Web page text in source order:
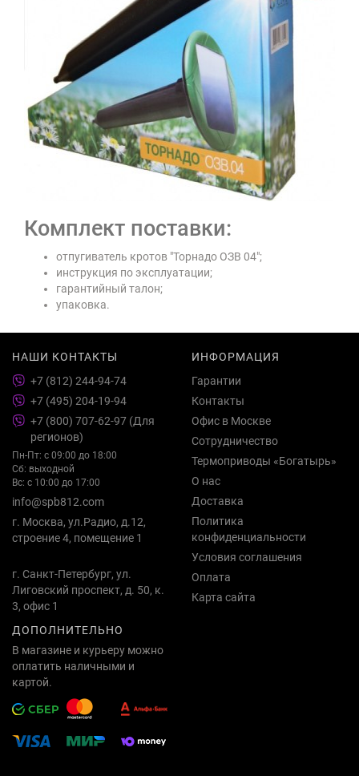
Комплект поставки:
отпугиватель кротов "Торнадо ОЗВ 04";
инструкция по эксплуатации;
гарантийный талон;
упаковка.
НАШИ КОНТАКТЫ
+7 (812) 244-94-74
+7 (495) 204-19-94
+7 (800) 707-62-97 (Для
регионов)
Пн-Пт: с 09:00 до 18:00
Сб: выходной
Вс: с 10:00 до 17:00
info@spb812.com
г. Москва, ул.Радио, д.12,
строение 4, помещение 1
г. Санкт-Петербург, ул.
Лиговский проспект, д. 50, к.
3, офис 1
ИНФОРМАЦИЯ
Гарантии
Контакты
Офис в Москве
Сотрудничество
Термоприводы «Богатырь»
О нас
Доставка
Политика
конфиденциальности
Условия соглашения
Оплата
Карта сайта
ДОПОЛНИТЕЛЬНО
В магазине и курьеру можно
оплатить наличными и
картой.